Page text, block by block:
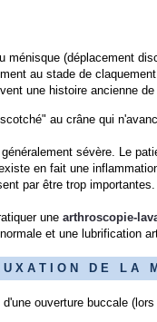
ménisque (déplacement
au stade de
une histoire ancienne
au crâne qui
sévère. Le
en fait une
par être trop
une arthroscopie-
et une lubrification
X A T I O N D E L A M
ouverture buccale